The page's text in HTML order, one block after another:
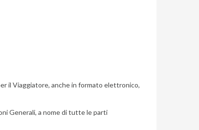
il Viaggiatore, anche in formato elettronico,
Generali, a nome di tutte le parti